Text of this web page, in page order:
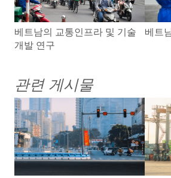
베트남의 교통인프라 및 기술
개발 연구
베트
관련 게시물